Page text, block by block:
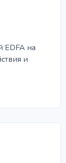
EDFA на
и